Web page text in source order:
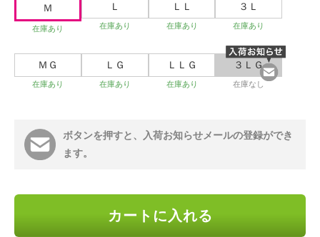
Ｍ
在庫あり
Ｌ
在庫あり
ＬＬ
在庫あり
３Ｌ
在庫あり
ＭＧ
在庫あり
ＬＧ
在庫あり
ＬＬＧ
在庫あり
３ＬＧ
在庫なし
ボタンを押すと、入荷お知らせメールの登録ができ
ます。
カートに入れる